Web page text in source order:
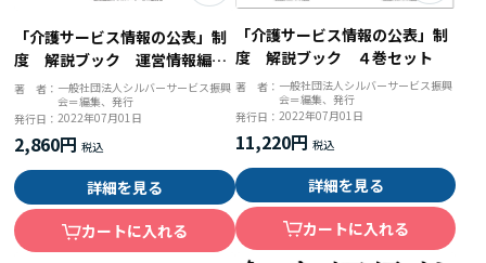
「介護サービス情報の公表」制
度 解説ブック 運営情報編
＜居宅系サービス＞
著 者： 一般社団法人シルバーサービス振興
会＝編集、発行
発行日：2022年07月01日
2,860円
詳細を見る
カートに入れる
「介護サービス情報の公表」制
度 解説ブック ４巻セット
著 者： 一般社団法人シルバーサービス振興
会＝編集、発行
発行日： 2022年07月01日
11,220円
詳細を見る
カートに入れる